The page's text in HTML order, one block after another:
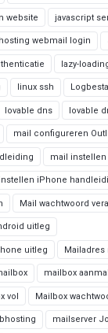
website javascript
webmail login
lazy-
linux ssh
lovable dns lovable
mail configureren
mail
iPhone
Mail wachtwoord
uitleg
uitleg Mailadres
mailbox
vol Mailbox
mailserver